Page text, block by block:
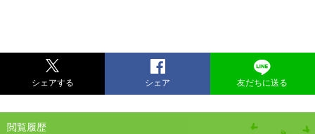
シェアする シェア 友だちに送る
閲覧履歴